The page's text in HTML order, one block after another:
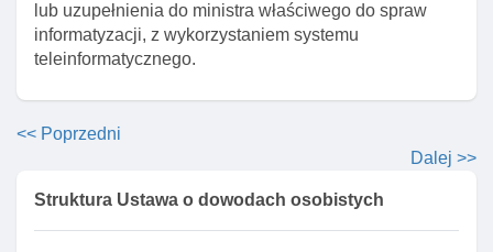
lub uzupełnienia do ministra właściwego do spraw
informatyzacji, z wykorzystaniem systemu
teleinformatycznego.
<< Poprzedni
Dalej >>
Struktura Ustawa o dowodach osobistych
Art. 52. Stwierdzenie nieważnośCI dowodu
Art. 53. Wykaz zawieszonych I unieważnionych
dowodów osobistych
Art. 53b. Przekazywanie dowodów osobistych
Art. 54. Rozporządzenie w sprawie wzoru dowodu
osobistego I wniosku o jego wydanie